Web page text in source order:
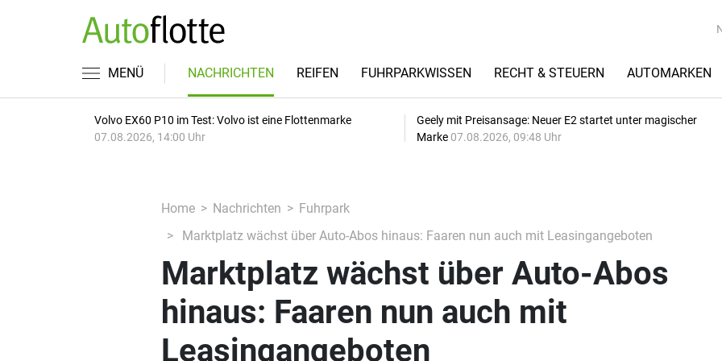
MENÜ NACHRICHTEN REIFEN FUHRPARKWISSEN RECHT & STEUERN AUTOMARKEN
Volvo EX60 P10 im Test: Volvo ist eine Flottenmarke
07.08.2026, 14:00 Uhr
Geely mit Preisansage: Neuer E2 startet unter magischer
Marke 07.08.2026, 09:48 Uhr
Home Nachrichten
Fuhrpark
Marktplatz wächst über Auto-Abos hinaus: Faaren nun auch mit Leasingangeboten
Marktplatz wächst über Auto-Abos
hinaus: Faaren nun auch mit
Leasingangeboten